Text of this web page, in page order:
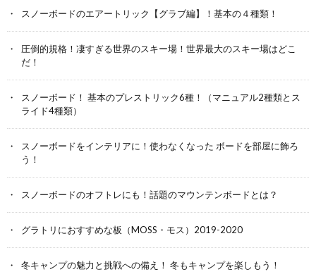
スノーボードのエアートリック【グラブ編】！基本の４種類！
圧倒的規格！凄すぎる世界のスキー場！世界最大のスキー場はどこ
だ！
スノーボード！ 基本のプレストリック6種！（マニュアル2種類とス
ライド4種類）
スノーボードをインテリアに！使わなくなった ボードを部屋に飾ろ
う！
スノーボードのオフトレにも！話題のマウンテンボードとは？
グラトリにおすすめな板（MOSS・モス）2019-2020
冬キャンプの魅力と挑戦への備え！ 冬もキャンプを楽しもう！